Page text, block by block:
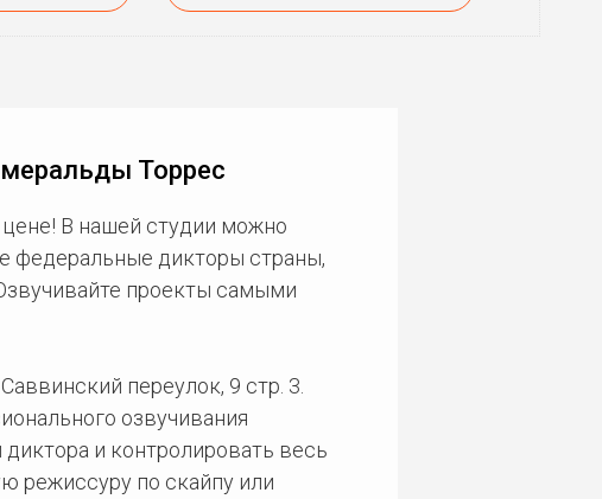
Торрес
В нашей студии можно
федеральные дикторы страны,
проекты самыми
переулок, 9 стр. 3.
озвучивания
и контролировать весь
режиссуру по скайпу или